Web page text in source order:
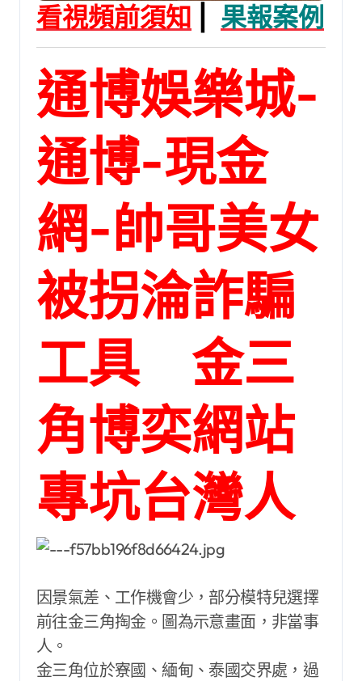
看視頻前須知 果報案例
通博娛樂城-
通博-現金
網-帥哥美女
被拐淪詐騙
工具 金三
角博奕網站
專坑台灣人
因景氣差、工作機會少，部分模特兒選擇
前往金三角掏金。圖為示意畫面，非當事
人。
金三角位於寮國、緬甸、泰國交界處，過